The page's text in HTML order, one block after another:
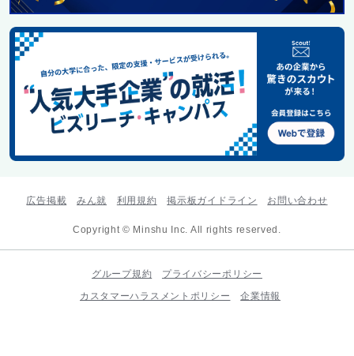
広告掲載 みん就 利用規約 掲示板ガイドライン お問い合わせ
Copyright © Minshu Inc. All rights reserved.
グループ規約
プライバシーポリシー
カスタマーハラスメントポリシー
企業情報